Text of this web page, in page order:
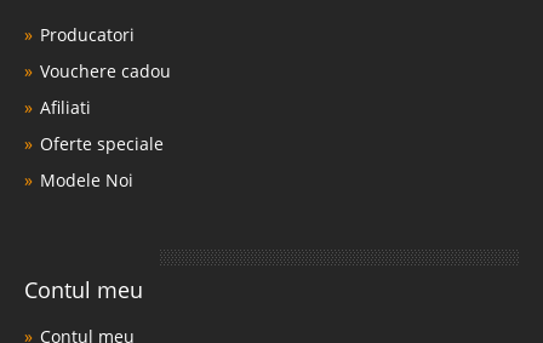
Producatori
Vouchere cadou
Afiliati
Oferte speciale
Modele Noi
Contul meu
Contul meu